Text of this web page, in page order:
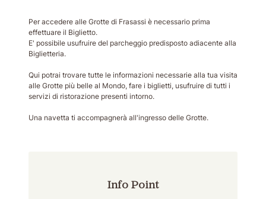
Per accedere alle Grotte di Frasassi è necessario prima
effettuare il Biglietto.
E' possibile usufruire del parcheggio predisposto adiacente alla
Biglietteria.
Qui potrai trovare tutte le informazioni necessarie alla tua visita
alle Grotte più belle al Mondo, fare i biglietti, usufruire di tutti i
servizi di ristorazione presenti intorno.
Una navetta ti accompagnerà all'ingresso delle Grotte.
Info Point